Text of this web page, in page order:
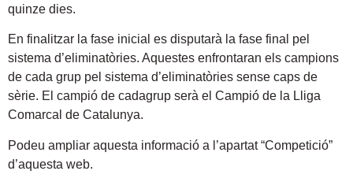
quinze dies.
En finalitzar la fase inicial es disputarà la fase final pel
sistema d’eliminatòries. Aquestes enfrontaran els campions
de cada grup pel sistema d’eliminatòries sense caps de
sèrie. El campió de cadagrup serà el Campió de la Lliga
Comarcal de Catalunya.
Podeu ampliar aquesta informació a l’apartat “Competició”
d’aquesta web.